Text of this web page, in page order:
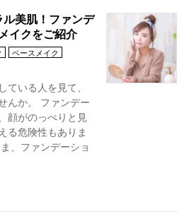
ル美肌！ファンデ
イクをご紹介
ベースメイク
ている人を見て、
んか。 ファンデー
顔がのっぺりと見
る危険性もありま
、ファンデーショ